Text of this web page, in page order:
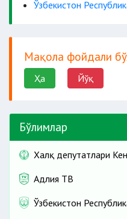
токсик модда
Ўзбекистон
Мақола фойдали
Ҳа Йўқ
Бўлимлар
Халқ депутатлари
Адлия ТВ
Ўзбекистон